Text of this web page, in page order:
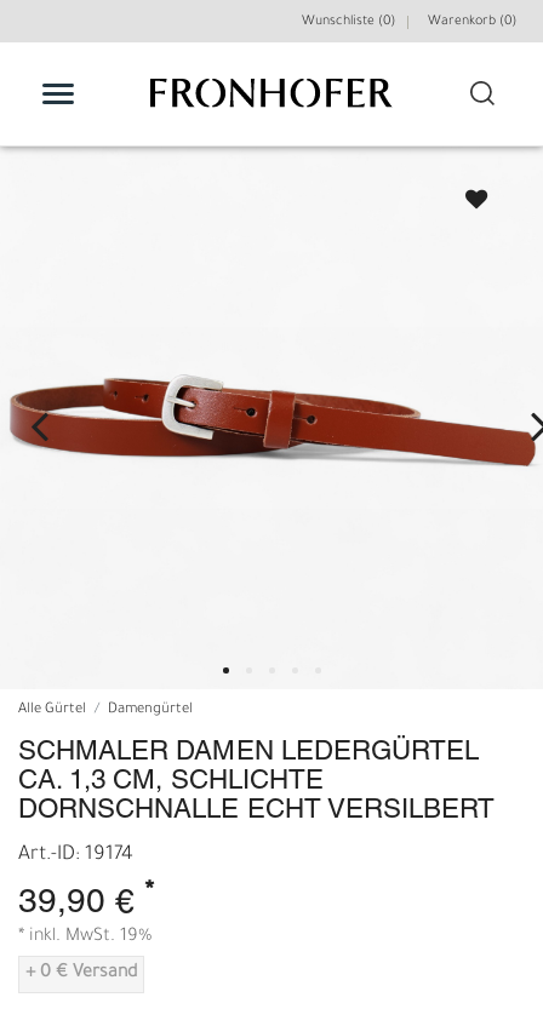
Wunschliste (0) Warenkorb (0)
Alle Gürtel Damengürtel
SCHMALER DAMEN LEDERGÜRTEL
CA. 1,3 CM, SCHLICHTE
DORNSCHNALLE ECHT VERSILBERT
Art.-ID: 19174
39,90 € *
* inkl. MwSt. 19%
+ 0 € Versand